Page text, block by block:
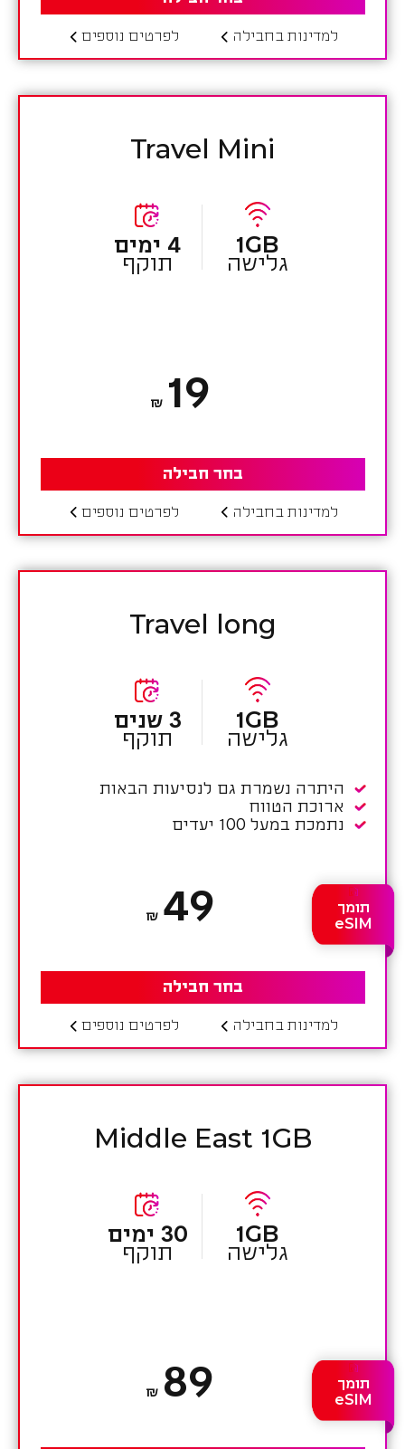
למדינות בחבילה לפרטים נוספים
Travel Mini
1GB
גלישה
4 ימים
תוקף
₪ 19
למדינות בחבילה לפרטים נוספים
בחר חבילה
Travel long
1GB
גלישה
3 שנים
תוקף
היתרה נשמרת גם לנסיעות הבאות
ארוכת הטווח
נתמכת במעל 100 יעדים
תומך
eSIM
₪ 49
למדינות בחבילה לפרטים נוספים
בחר חבילה
Middle East 1GB
1GB
גלישה
30 ימים
תוקף
תומך
eSIM
₪ 89